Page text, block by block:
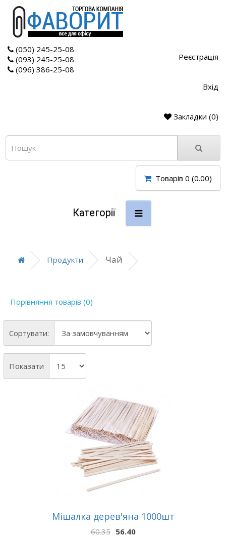
(050) 245-25-08
(093) 245-25-08
(096) 386-25-08
Реєстрація
Вхід
Закладки (0)
Товарів 0 (0.00)
Категорії
Продукти Чай
Порівняння товарів (0)
Сортувати:
Показати
Мішалка дерев'яна 1000шт
60.35 56.40